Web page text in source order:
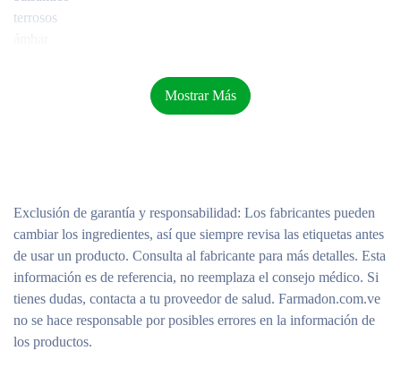
terrosos
Mostrar Más
Exclusión de garantía y responsabilidad: Los fabricantes pueden
cambiar los ingredientes, así que siempre revisa las etiquetas antes
de usar un producto. Consulta al fabricante para más detalles. Esta
información es de referencia, no reemplaza el consejo médico. Si
tienes dudas, contacta a tu proveedor de salud. Farmadon.com.ve
no se hace responsable por posibles errores en la información de
los productos.